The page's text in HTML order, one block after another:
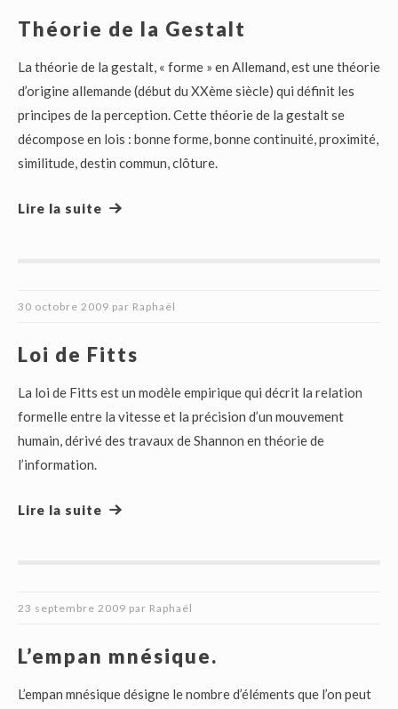
Théorie de la Gestalt
La théorie de la gestalt, « forme » en Allemand, est une théorie
d’origine allemande (début du XXème siècle) qui définit les
principes de la perception. Cette théorie de la gestalt se
décompose en lois : bonne forme, bonne continuité, proximité,
similitude, destin commun, clôture.
Lire la suite
30 octobre 2009 par Raphaël
Loi de Fitts
La loi de Fitts est un modèle empirique qui décrit la relation
formelle entre la vitesse et la précision d’un mouvement
humain, dérivé des travaux de Shannon en théorie de
l’information.
Lire la suite
23 septembre 2009 par Raphaël
L’empan mnésique.
L’empan mnésique désigne le nombre d’éléments que l’on peut